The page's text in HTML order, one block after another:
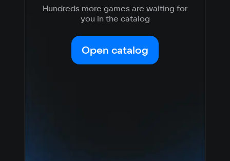
Simplified
Chinese
Korean
Japanese
Hundreds more games are waiting for
you in the catalog
Open catalog